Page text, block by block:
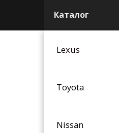
Каталог
Lexus
Toyota
Nissan